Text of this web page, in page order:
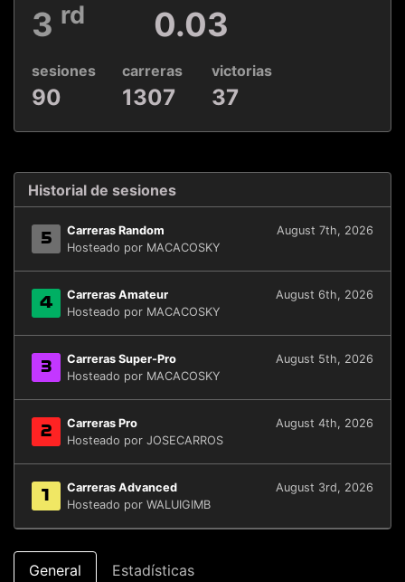
3 rd 0.03
sesiones
90
carreras
1307
victorias
37
Historial de sesiones
5 Carreras Random
August 7th, 2026
Hosteado por MACACOSKY
4 Carreras Amateur
August 6th, 2026
Hosteado por MACACOSKY
3 Carreras Super-Pro
August 5th, 2026
Hosteado por MACACOSKY
2 Carreras Pro
August 4th, 2026
Hosteado por JOSECARROS
1 Carreras Advanced
August 3rd, 2026
Hosteado por WALUIGIMB
General Estadísticas